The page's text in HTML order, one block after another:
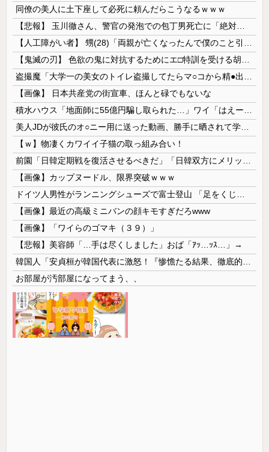
同僚の美人に土下座して必死に頼んだらこうなるｗｗｗ
【画像】 日本共産党の街宣車、ほんと碌でもないな
【ｗ】物凄くカワイイ子猫の取っ組み合い！
【画像】カップヌードル、限界突破ｗｗｗ
【画像】最近の高級ミニバンの顔キモすぎだろwww
【画像】「ワイらのゴマキ（３９）」
【悲報】美容師「…手は尽くしました」おば「ｱｯ…ｯｽ…」→
お部屋が汚部屋になってまう、、